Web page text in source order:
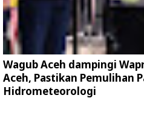
Wagub Aceh dampingi
Aceh, Pastikan Pemulihan
Hidrometeorologi